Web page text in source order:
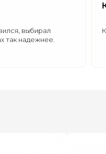
выбирал
так надежнее.